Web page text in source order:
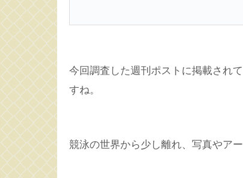
今回調査した週刊ポストに掲載され
すね。
競泳の世界から少し離れ、写真やア